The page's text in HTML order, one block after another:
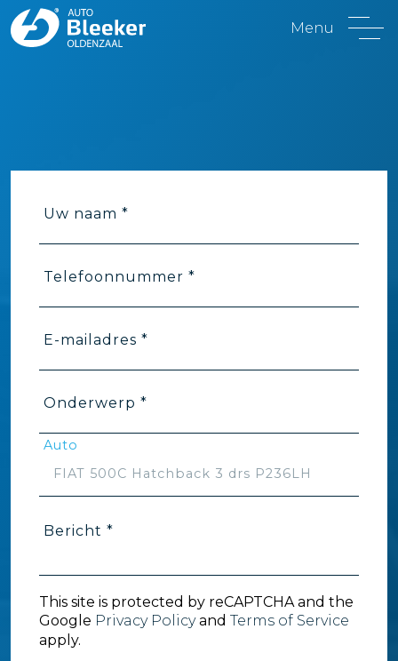
Menu
Uw naam *
Telefoonnummer *
E-mailadres *
Onderwerp *
Auto
Bericht *
This site is protected by reCAPTCHA and the
Google Privacy Policyand Terms of Service
apply.